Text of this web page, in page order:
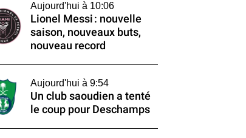
Aujourd'hui à 10:06
Lionel Messi : nouvelle
saison, nouveaux buts,
nouveau record
Aujourd'hui à 9:54
Un club saoudien a tenté
le coup pour Deschamps